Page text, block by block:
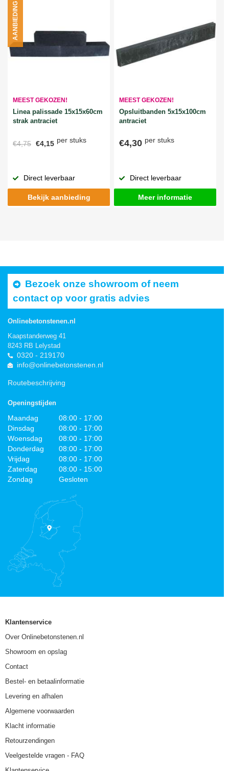
MEEST GEKOZEN!
Linea palissade 15x15x60cm
strak antraciet
€4,75 €4,15 per stuks
AANBIEDING
Direct leverbaar
Bekijk aanbieding
MEEST GEKOZEN!
Opsluitbanden 5x15x100cm
antraciet
€4,30 per stuks
Direct leverbaar
Meer informatie
Bezoek onze showroom of neem
contact op voor gratis advies
Onlinebetonstenen.nl
Kaapstanderweg 41
8243 RB Lelystad
0320 - 219170
info@onlinebetonstenen.nl
Routebeschrijving
Openingstijden
Maandag
08:00 - 17:00
Dinsdag
08:00 - 17:00
Woensdag
08:00 - 17:00
Donderdag
08:00 - 17:00
Vrijdag
08:00 - 17:00
Zaterdag
08:00 - 15:00
Zondag
Gesloten
Klantenservice
Over Onlinebetonstenen.nl
Showroom en opslag
Contact
Bestel- en betaalinformatie
Levering en afhalen
Algemene voorwaarden
Klacht informatie
Retourzendingen
Veelgestelde vragen - FAQ